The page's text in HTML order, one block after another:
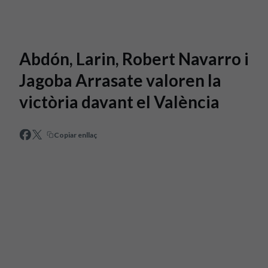
Abdón, Larin, Robert Navarro i
Jagoba Arrasate valoren la
victòria davant el València
Copiar enllaç